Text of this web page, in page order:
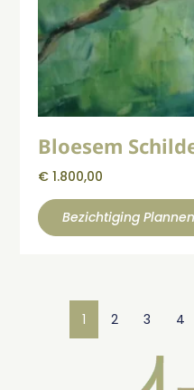
Bloesem
€ 1.800,00
Bezichtiging Plannen
1 2 3 4